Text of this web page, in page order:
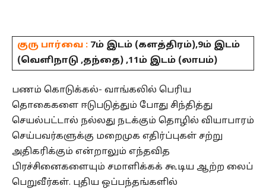
குரு பார்வை : 7ம் இடம் (களத்திரம்),9ம் இடம்
(வெளிநாடு ,தந்தை) ,11ம் இடம் (லாபம்)
பணம் கொடுக்கல்- வாங்கலில் பெரிய
தொகைகளை ஈடுபடுத்தும் போது சிந்தித்து
செயல்பட்டால் நல்லது நடக்கும் தொழில் வியாபாரம்
செய்பவர்களுக்கு மறைமுக எதிர்ப்புகள் சற்று
அதிகரிக்கும் என்றாலும் எந்தவித
பிரச்சினைகளையும் சமாளிக்கக் கூடிய ஆற்ற லைப்
பெறுவீர்கள். புதிய ஒப்பந்தங்களில்